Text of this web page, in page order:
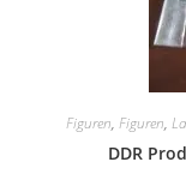
Hornby
Figuren, Figuren,
DDR